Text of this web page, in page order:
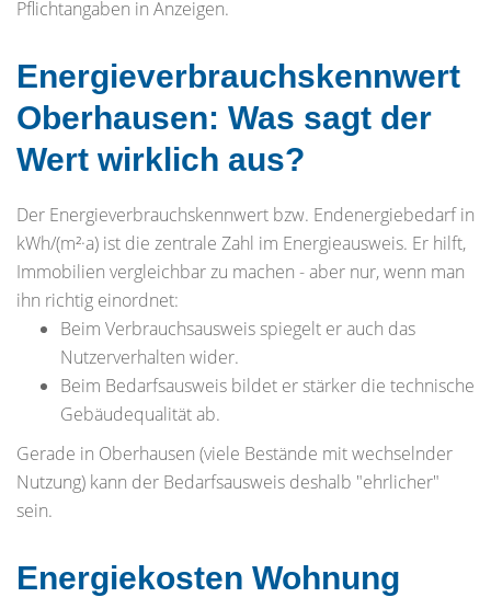
Pflichtangaben in Anzeigen.
Energieverbrauchskennwert
Oberhausen: Was sagt der
Wert wirklich aus?
Der Energieverbrauchskennwert bzw. Endenergiebedarf in
kWh/(m²·a) ist die zentrale Zahl im Energieausweis. Er hilft,
Immobilien vergleichbar zu machen - aber nur, wenn man
ihn richtig einordnet:
Beim Verbrauchsausweis spiegelt er auch das
Nutzerverhalten wider.
Beim Bedarfsausweis bildet er stärker die technische
Gebäudequalität ab.
Gerade in Oberhausen (viele Bestände mit wechselnder
Nutzung) kann der Bedarfsausweis deshalb "ehrlicher"
sein.
Energiekosten Wohnung